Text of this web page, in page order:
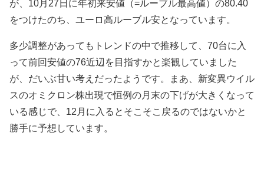
が、 10月27日に年初来安値（=ルーブル最高値）の80.40
をつけたのち、ユーロ高ルーブル安となっています。
多少調整があってもトレンドの中で推移して、70台に入
って前回安値の76近辺を目指すかと楽観していました
が、だいぶ甘い考えだったようです。まあ、新変異ウイル
スのオミクロン株出現で恒例の月末の下げが大きくなって
いる感じで、12月に入るとそこそこ戻るのではないかと
勝手に予想しています。